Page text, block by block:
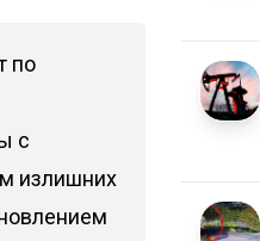
по
с
излишних